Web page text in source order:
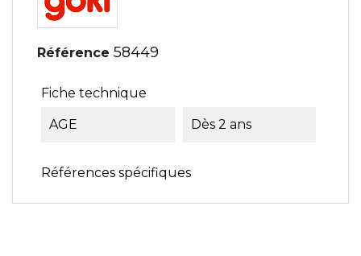
Référence 58449
Fiche technique
AGE Dès 2 ans
Références spécifiques